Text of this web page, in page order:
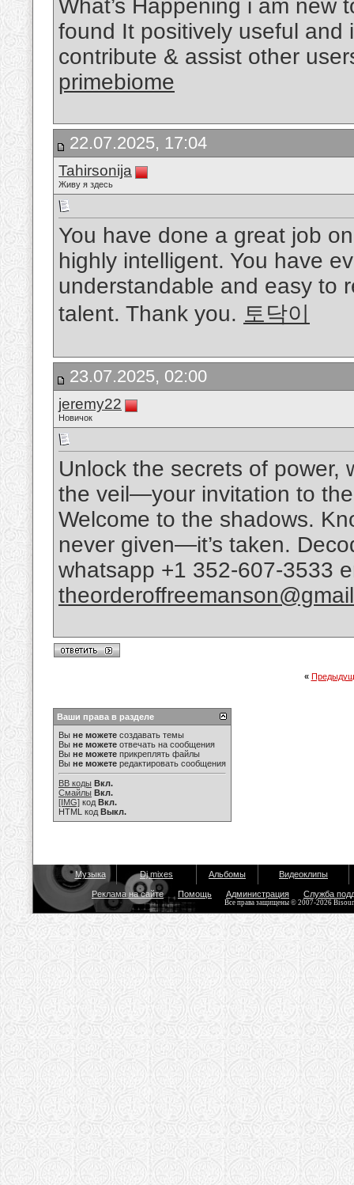
What’s Happening i am new
found It positively useful
contribute & assist other
primebiome
22.07.2025, 17:04
Tahirsonija
Живу я здесь
You have done a great job
highly intelligent. You have
understandable and easy to
talent. Thank you. 토닥이
23.07.2025, 02:00
jeremy22
Новичок
Unlock the secrets of power,
the veil—your invitation to
Welcome to the shadows.
never given—it’s taken.
whatsapp +1 352-607-3533
«
Ваши права в разделе
Вы не можете создавать темы
Вы не можете отвечать на сообщения
Вы не можете прикреплять файлы
Вы не можете редактировать сообщения
BB коды Вкл.
Смайлы Вкл.
[IMG] код Вкл.
HTML код Выкл.
Музыка Dj mixes Альбомы Видеоклипы
Реклама на сайте Помощь Администрация Служба
Все права защищены © 2007-2026